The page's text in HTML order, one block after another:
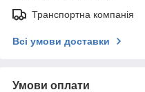
Транспортна компанія
Всі умови доставки
Умови оплати